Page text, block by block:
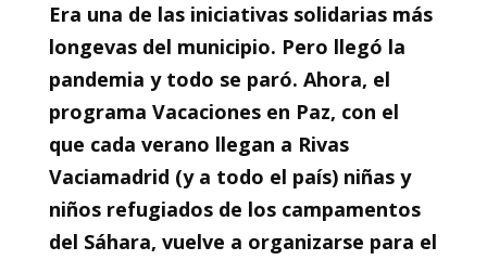
Era una de las iniciativas solidarias más
longevas del municipio. Pero llegó la
pandemia y todo se paró. Ahora, el
programa Vacaciones en Paz, con el
que cada verano llegan a Rivas
Vaciamadrid (y a todo el país) niñas y
niños refugiados de los campamentos
del Sáhara, vuelve a organizarse para el